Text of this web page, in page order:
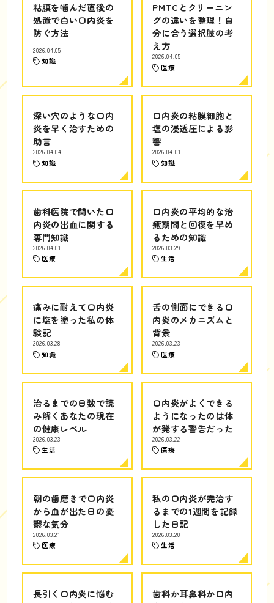
粘膜を噛んだ直後の
処置で白い口内炎を
防ぐ方法
2026.04.05
知識
PMTCとクリーニン
グの違いを整理！自
分に合う選択肢の考
え方
2026.04.05
医療
深い穴のような口内
炎を早く治すための
助言
2026.04.04
知識
口内炎の粘膜細胞と
塩の浸透圧による影
響
2026.04.01
知識
歯科医院で聞いた口
内炎の出血に関する
専門知識
2026.04.01
医療
口内炎の平均的な治
癒期間と回復を早め
るための知識
2026.03.29
生活
痛みに耐えて口内炎
に塩を塗った私の体
験記
2026.03.28
知識
舌の側面にできる口
内炎のメカニズムと
背景
2026.03.23
医療
治るまでの日数で読
み解くあなたの現在
の健康レベル
2026.03.23
生活
口内炎がよくできる
ようになったのは体
が発する警告だった
2026.03.22
医療
朝の歯磨きで口内炎
から血が出た日の憂
鬱な気分
2026.03.21
医療
私の口内炎が完治す
るまでの1週間を記録
した日記
2026.03.20
生活
長引く口内炎に悩む
歯科か耳鼻科か口内